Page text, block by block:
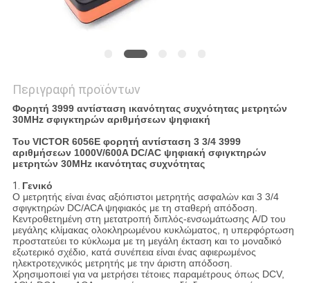
Περιγραφή προϊόντων
Φορητή 3999 αντίσταση ικανότητας συχνότητας μετρητών
30MHz σφιγκτηρών αριθμήσεων ψηφιακή
Του VICTOR 6056E φορητή αντίσταση 3 3/4 3999
αριθμήσεων 1000V/600A DC/AC ψηφιακή σφιγκτηρών
μετρητών 30MHz ικανότητας συχνότητας
1. Γενικό
Ο μετρητής είναι ένας αξιόπιστοι μετρητής ασφαλών και 3 3/4
σφιγκτηρών DC/ACA ψηφιακός με τη σταθερή απόδοση.
Κεντροθετημένη στη μετατροπή διπλός-ενσωμάτωσης A/D του
μεγάλης κλίμακας ολοκληρωμένου κυκλώματος, η υπερφόρτωση
προστατεύει το κύκλωμα με τη μεγάλη έκταση και το μοναδικό
εξωτερικό σχέδιο, κατά συνέπεια είναι ένας αφιερωμένος
ηλεκτροτεχνικός μετρητής με την άριστη απόδοση.
Χρησιμοποιεί για να μετρήσει τέτοιες παραμέτρους όπως DCV,